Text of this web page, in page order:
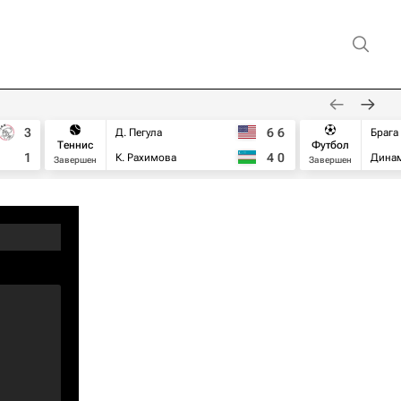
3
1
Теннис
Завершен
Д. Пегула
К. Рахимова
6 6
4 0
Футбол
Завершен
Брага